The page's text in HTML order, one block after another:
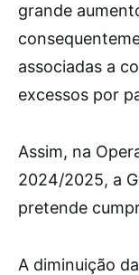
grande
associadas a
excessos por
Assim, na
2024/2025, a
pretende
A diminuição